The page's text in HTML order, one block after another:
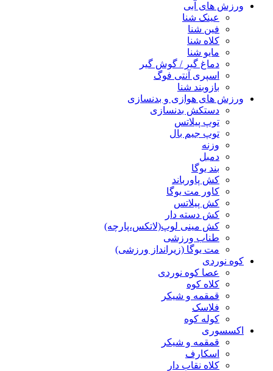
ورزش های آبی
عینک شنا
فین شنا
کلاه شنا
مایو شنا
دماغ گیر / گوش گیر
اسپری آنتی فوگ
بازوبند شنا
ورزش های هوازی و بدنسازی
دستکش بدنسازی
توپ پیلاتس
توپ جیم بال
وزنه
دمبل
بند یوگا
کش پاورباند
کاور مت یوگا
کش پیلاتس
کش دسته دار
کش مینی لوپ(لاتکس،پارچه)
طناب ورزشی
مت یوگا (زیرانداز ورزشی)
کوه نوردی
عصا کوه نوردی
کلاه کوه
قمقمه و شیکر
فلاسک
کوله کوه
اکسسوری
قمقمه و شیکر
اسکارف
کلاه نقاب دار